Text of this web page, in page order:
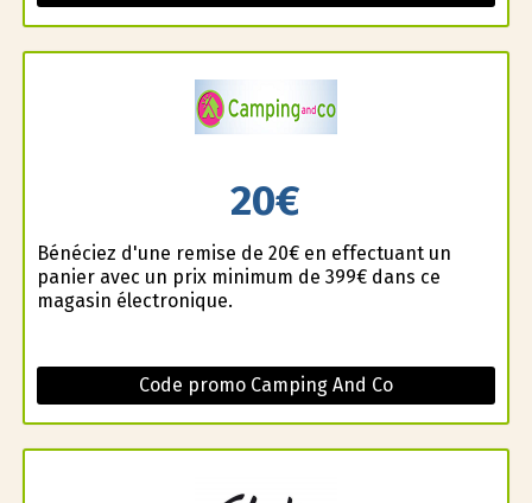
20€
Bénéficiez d'une remise de 20€ en effectuant un
panier avec un prix minimum de 399€ dans ce
magasin électronique.
Code promo Camping And Co